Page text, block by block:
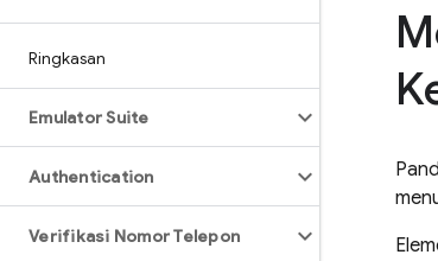
Ringkasan
Emulator Suite
Authentication
Verifikasi Nomor Telepon